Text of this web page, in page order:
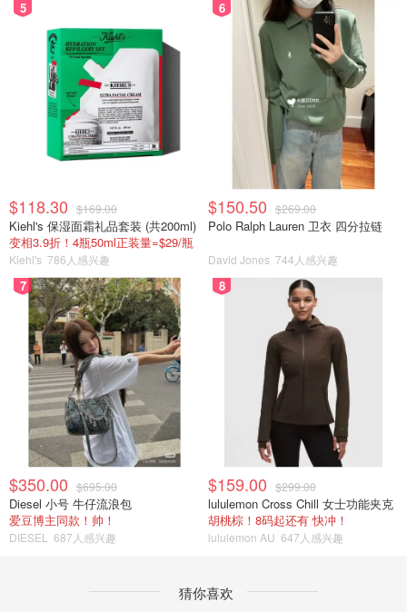
5
$118.30 $169.00
Kiehl's 保湿面霜礼品套装 (共200ml)
变相3.9折！4瓶50ml正装量=$29/瓶
Kiehl's 786人感兴趣
6
$150.50 $269.00
Polo Ralph Lauren 卫衣 四分拉链
David Jones 744人感兴趣
7
$350.00 $695.00
Diesel 小号 牛仔流浪包
爱豆博主同款！帅！
DIESEL 687人感兴趣
8
$159.00 $299.00
lululemon Cross Chill 女士功能夹克
胡桃棕！8码起还有 快冲！
lululemon AU 647人感兴趣
猜你喜欢